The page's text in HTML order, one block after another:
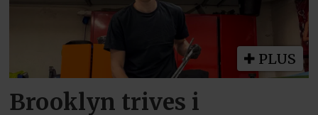
PLUS
Brooklyn trives i